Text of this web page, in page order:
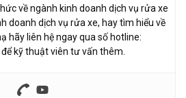
về ngành kinh doanh dịch vụ rửa xe
doanh dịch vụ rửa xe, hay tìm hiểu về
hãy liên hệ ngay qua số hotline:
để kỹ thuật viên tư vấn thêm.